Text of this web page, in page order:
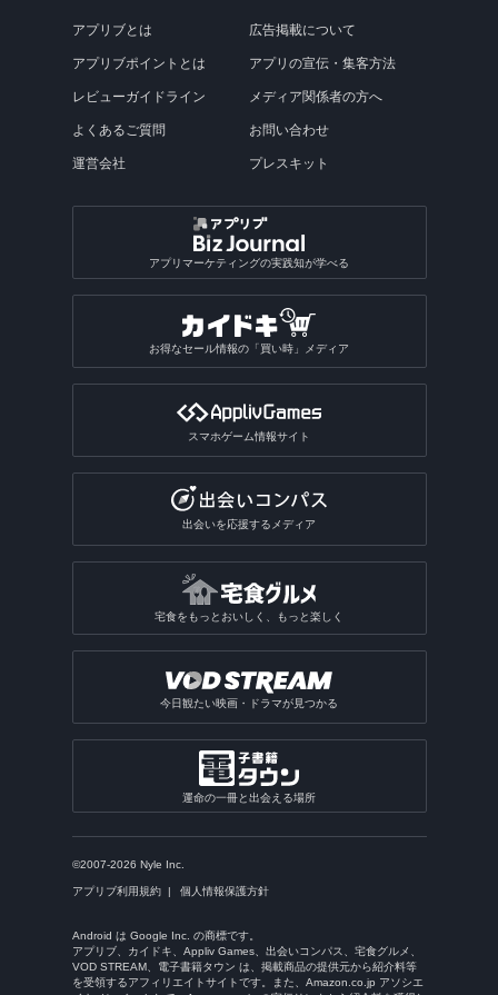
アプリブとは
アプリブポイントとは
レビューガイドライン
よくあるご質問
運営会社
広告掲載について
アプリの宣伝・集客方法
メディア関係者の方へ
お問い合わせ
プレスキット
アプリマーケティングの実践知が学べる
お得なセール情報の「買い時」メディア
スマホゲーム情報サイト
出会いを応援するメディア
宅食をもっとおいしく、もっと楽しく
今日観たい映画・ドラマが見つかる
運命の一冊と出会える場所
©2007-2026 Nyle Inc.
アプリブ利用規約 個人情報保護方針
Android は Google Inc. の商標です。
アプリブ、カイドキ、Appliv Games、出会いコンパス、宅食グルメ、
VOD STREAM、電子書籍タウン は、掲載商品の提供元から紹介料等
を受領するアフィリエイトサイトです。また、Amazon.co.jp アソシエ